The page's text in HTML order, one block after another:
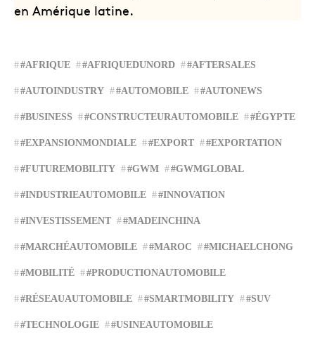
en Amérique latine.
#AFRIQUE #AFRIQUEDUNORD #AFTERSALES
#AUTOINDUSTRY #AUTOMOBILE #AUTONEWS
#BUSINESS #CONSTRUCTEURAUTOMOBILE #ÉGYPTE
#EXPANSIONMONDIALE #EXPORT #EXPORTATION
#FUTUREMOBILITY #GWM #GWMGLOBAL
#INDUSTRIEAUTOMOBILE #INNOVATION
#INVESTISSEMENT #MADEINCHINA
#MARCHÉAUTOMOBILE #MAROC #MICHAELCHONG
#MOBILITÉ #PRODUCTIONAUTOMOBILE
#RÉSEAUAUTOMOBILE #SMARTMOBILITY #SUV
#TECHNOLOGIE #USINEAUTOMOBILE